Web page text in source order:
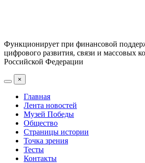
Функционирует при финансовой
цифрового развития, связи и массовых
Российской Федерации
×
Главная
Лента новостей
Музей Победы
Общество
Страницы истории
Точка зрения
Тесты
Контакты